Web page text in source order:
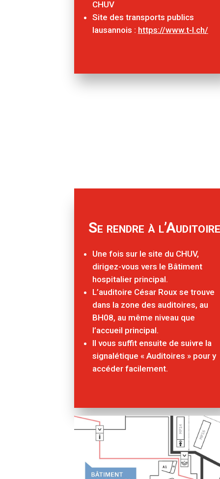
CHUV
Site des transports publics
lausannois : https://www.t-l.ch/
Se rendre à l’Auditoire
Une fois sur le site du CHUV,
dirigez-vous vers le Bâtiment
hospitalier principal.
L’auditoire César Roux se trouve
dans la zone des auditoires, au
BH08, au même niveau que
l’accueil principal.
Il vous suffit ensuite de suivre la
signalétique « Auditoires » pour y
accéder facilement.